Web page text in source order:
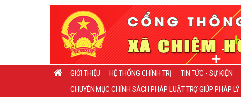
GIỚI THIỆU HỆ THỐNG CHÍNH TRỊ TIN TỨC - SỰ KIỆN
CHUYÊN MỤC CHÍNH SÁCH PHÁP LUẬT TRỢ GIÚP PHÁP LÝ